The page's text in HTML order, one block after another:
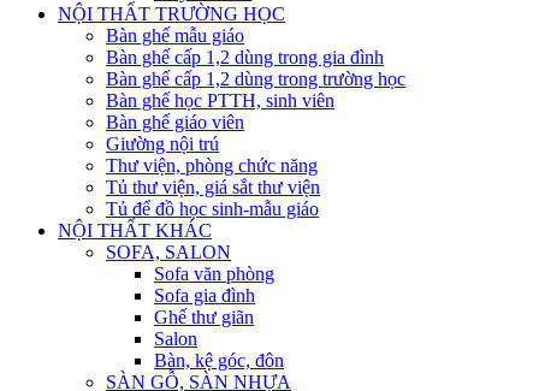
NỘI THẤT TRƯỜNG HỌC
Bàn ghế mẫu giáo
Bàn ghế cấp 1,2 dùng trong gia đình
Bàn ghế cấp 1,2 dùng trong trường học
Bàn ghế học PTTH, sinh viên
Bàn ghế giáo viên
Giường nội trú
Thư viện, phòng chức năng
Tủ thư viện, giá sắt thư viện
Tủ để đồ học sinh-mẫu giáo
NỘI THẤT KHÁC
SOFA, SALON
Sofa văn phòng
Sofa gia đình
Ghế thư giãn
Salon
Bàn, kệ góc, đôn
SÀN GỖ, SÀN NHỰA